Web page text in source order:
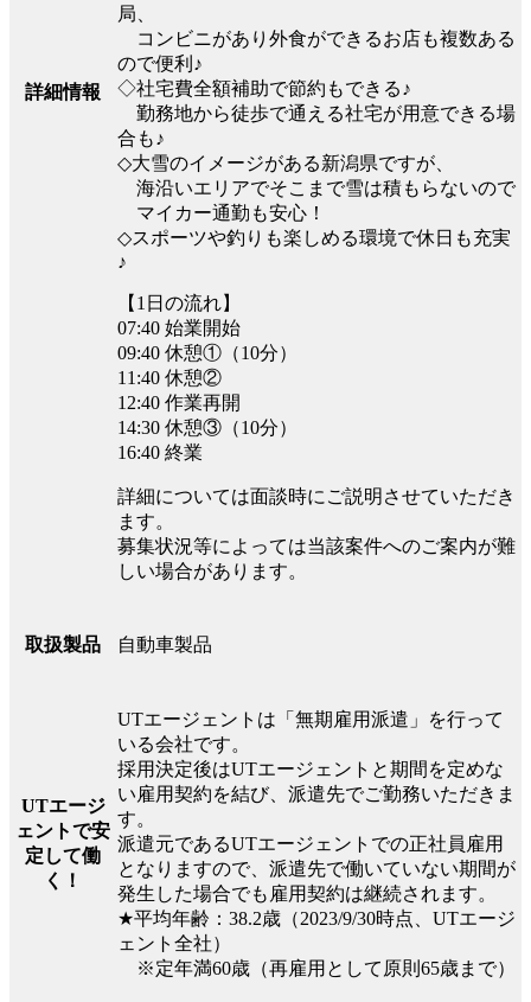
詳細情報
局、
コンビニがあり外食ができるお店も複数ある
ので便利♪
◇社宅費全額補助で節約もできる♪
勤務地から徒歩で通える社宅が用意できる場
合も♪
◇大雪のイメージがある新潟県ですが、
海沿いエリアでそこまで雪は積もらないので
マイカー通勤も安心！
◇スポーツや釣りも楽しめる環境で休日も充実
♪
【1日の流れ】
07:40 始業開始
09:40 休憩①（10分）
11:40 休憩②
12:40 作業再開
14:30 休憩③（10分）
16:40 終業
詳細については面談時にご説明させていただき
ます。
募集状況等によっては当該案件へのご案内が難
しい場合があります。
取扱製品 自動車製品
UTエージ
ェントで安
定して働
く！
UTエージェントは「無期雇用派遣」を行って
いる会社です。
採用決定後はUTエージェントと期間を定めな
い雇用契約を結び、派遣先でご勤務いただきま
す。
派遣元であるUTエージェントでの正社員雇用
となりますので、派遣先で働いていない期間が
発生した場合でも雇用契約は継続されます。
★平均年齢：38.2歳（2023/9/30時点、UTエージ
ェント全社）
※定年満60歳（再雇用として原則65歳まで）